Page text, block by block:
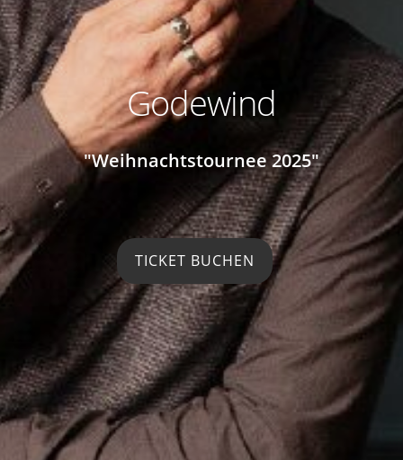
Godewind
"Weihnachtstournee 2025"
TICKET BUCHEN